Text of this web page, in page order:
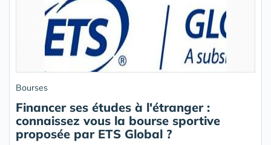
Bourses
Financer ses études à l'étranger :
connaissez vous la bourse sportive
proposée par ETS Global ?